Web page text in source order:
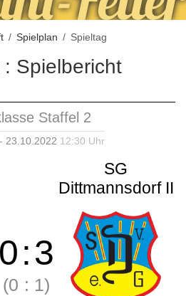
Spielplan Spieltag
Spielbericht
Staffel 2
23.10.2022 12:30 Uhr
SG
Dittmannsdorf II
0:3
(0 : 1)